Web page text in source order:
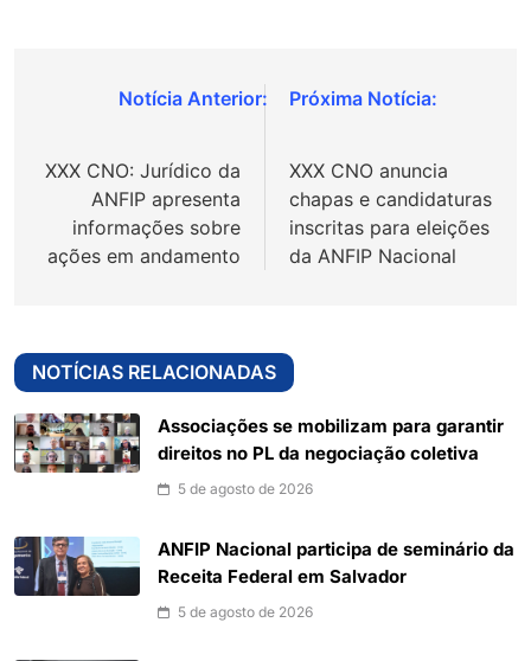
Navegação
Post
XXX CNO: Jurídico da
ANFIP apresenta
informações sobre
ações em andamento
XXX CNO anuncia
chapas e candidaturas
inscritas para eleições
da ANFIP Nacional
NOTÍCIAS RELACIONADAS
Associações se mobilizam para garantir
direitos no PL da negociação coletiva
5 de agosto de 2026
ANFIP Nacional participa de seminário da
Receita Federal em Salvador
5 de agosto de 2026